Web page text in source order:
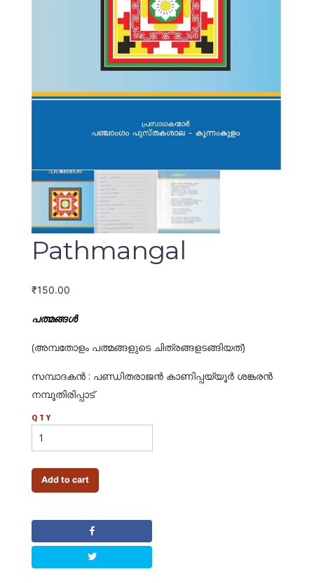
Pathmangal
₹150.00
പത്മങ്ങള്‍
(അമ്പതോളം പത്മങ്ങളുടെ ചിത്രങ്ങളടങ്ങിയത്)
സമ്പാദകന്‍ : പണ്ഡിതരാജന്‍ കാണിപ്പയ്യൂര്‍ ശങ്കരന്‍
നമ്പൂതിരിപ്പാട്
QTY
Add to cart